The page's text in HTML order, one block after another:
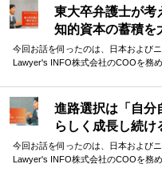
信頼構築の必要性。弁護士として、
活躍されてきた重松さんが、体験談
東大卒弁護士が
知的資本の蓄積を
今回お話を伺ったのは、日本および
Lawyer's INFO株式会社のCOOを務
な差がどんどん積み重なり、最終的
しでも早い段階から意識しておくべ
した。
進路選択は「自
らしく成長し続け
今回お話を伺ったのは、日本および
Lawyer's INFO株式会社のCOOを務